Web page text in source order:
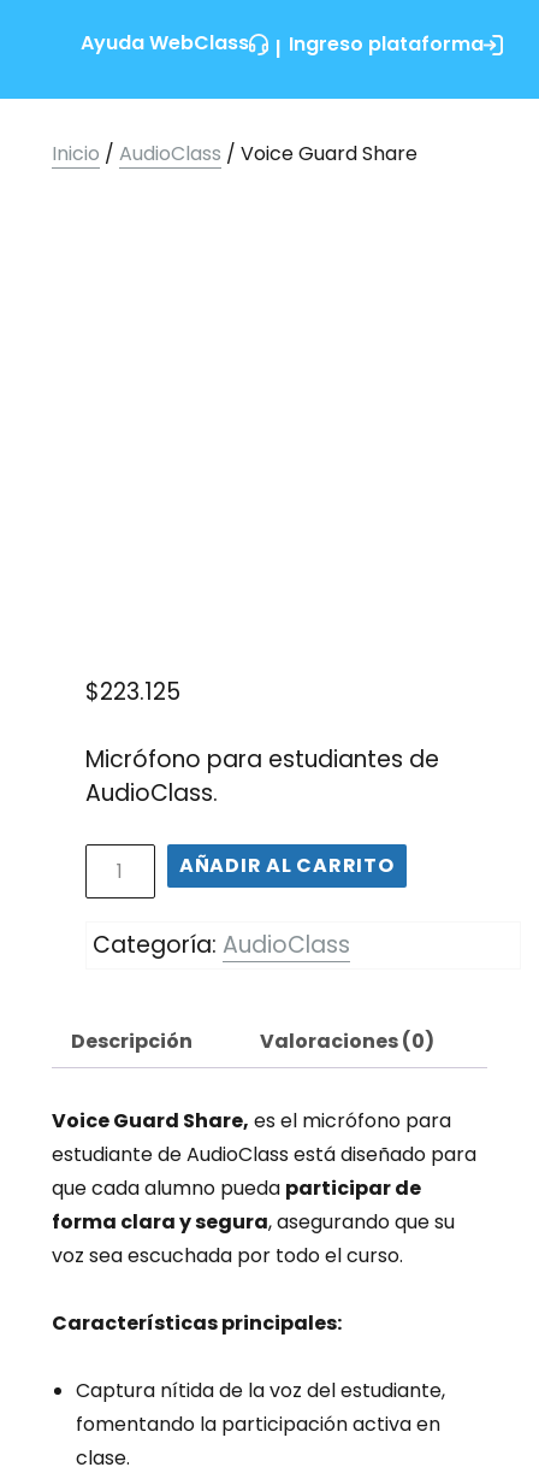
Ayuda WebClass | Ingreso plataforma
Inicio / AudioClass / Voice Guard Share
$223.125
Micrófono para estudiantes de
AudioClass.
AÑADIR AL CARRITO
Categoría: AudioClass
Descripción Valoraciones (0)
Voice Guard Share, es el micrófono para
estudiante de AudioClass está diseñado para
que cada alumno pueda participar de
forma clara y segura, asegurando que su
voz sea escuchada por todo el curso.
Características principales:
Captura nítida de la voz del estudiante,
fomentando la participación activa en
clase.